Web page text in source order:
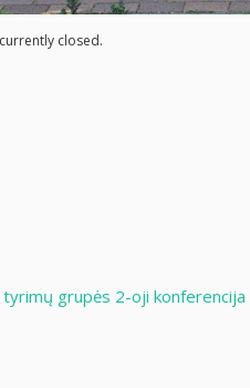
closed.
grupės 2-oji konferencija